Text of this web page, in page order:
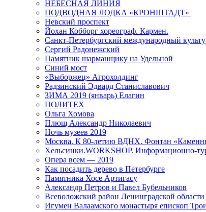
НЕБЕСНАЯ ЛИНИЯ
ПОДВОДНАЯ ЛОДКА «КРОНШТАДТ»
Невский проспект
Йохан Кобборг хореограф. Кармен.
Санкт-Петербургский международный
Сергий Радонежский
Памятник шарманщику на Удельной
Синий мост
«Выборжец» Агрохолдинг
Радзинский Эдвард Станиславович
ЗИМА 2019 (январь) Елагин
ПОЛИТЕХ
Ольга Хомова
Плющ Александр Николаевич
Ночь музеев 2019
Москва. К 80-летию ВДНХ. Фонтан
Хельсинки.WORKSHOP. Информационно-
Опера всем — 2019
Как посадить дерево в Петербурге
Памятника Хосе Артигасу
Александр Петров и Павел Бубельников
Всеволожский район Ленинградской области
Игумен Валаамского монастыря епископ